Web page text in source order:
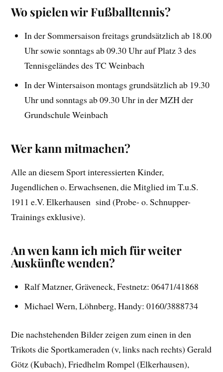
Wo spielen wir Fußballtennis?
In der Sommersaison freitags grundsätzlich ab 18.00
Uhr sowie sonntags ab 09.30 Uhr auf Platz 3 des
Tennisgeländes des TC Weinbach
In der Wintersaison montags grundsätzlich ab 19.30
Uhr und sonntags ab 09.30 Uhr in der MZH der
Grundschule Weinbach
Wer kann mitmachen?
Alle an diesem Sport interessierten Kinder,
Jugendlichen o. Erwachsenen, die Mitglied im T.u.S.
1911 e.V. Elkerhausen sind (Probe- o. Schnupper-
Trainings exklusive).
An wen kann ich mich für weiter
Auskünfte wenden?
Ralf Matzner, Gräveneck, Festnetz: 06471/41868
Michael Wern, Löhnberg, Handy: 0160/3888734
Die nachstehenden Bilder zeigen zum einen in den
Trikots die Sportkameraden (v, links nach rechts) Gerald
Götz (Kubach), Friedhelm Rompel (Elkerhausen),